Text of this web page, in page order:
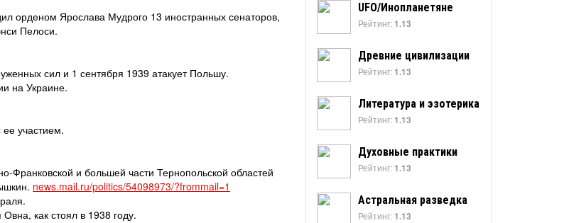
орденом Ярослава Мудрого 13 иностранных сенаторов,
Пелоси.
сил и 1 сентября 1939 атакует Польшу.
на Украине.
участием.
Франковской и большей части Тернопольской областей
news.mail.ru/politics/54098973/?frommail=1
как стоял в 1938 году.
UFO/Инопланетяне
Рейтинг: 1.13
Древние цивилизации
Рейтинг: 1.13
Литература и эзотерика
Рейтинг: 1.13
Духовные практики
Рейтинг: 1.13
Астральная разведка
Рейтинг: 1.13